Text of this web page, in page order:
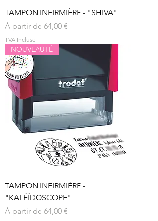
TAMPON INFIRMIÈRE - "SHIVA"
À partir de 64,00 €
Prix promotionnel
TVA Incluse
NOUVEAUTÉ
TAMPON INFIRMIÈRE -
"KALÉÏDOSCOPE"
À partir de 64,00 €
Prix promotionnel